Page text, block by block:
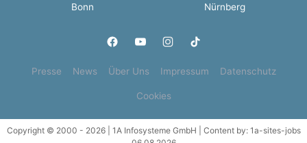
Bonn
Nürnberg
Presse News Über Uns Impressum Datenschutz
Cookies
Copyright © 2000 - 2026 | 1A Infosysteme GmbH | Content by: 1a-sites-jobs